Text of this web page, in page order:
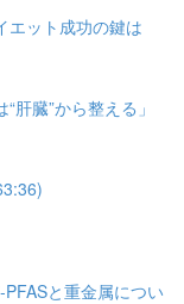
ット成功の鍵は
臓”から整える」
と重金属につい